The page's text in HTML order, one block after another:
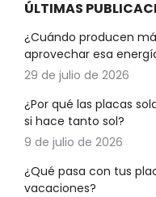
ÚLTIMAS
¿Cuándo producen
aprovechar esa
29 de julio de 2026
¿Por qué las placas
si hace tanto sol?
9 de julio de 2026
¿Qué pasa con tus
vacaciones?